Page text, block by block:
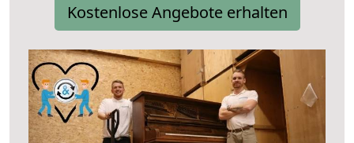
Kostenlose Angebote erhalten